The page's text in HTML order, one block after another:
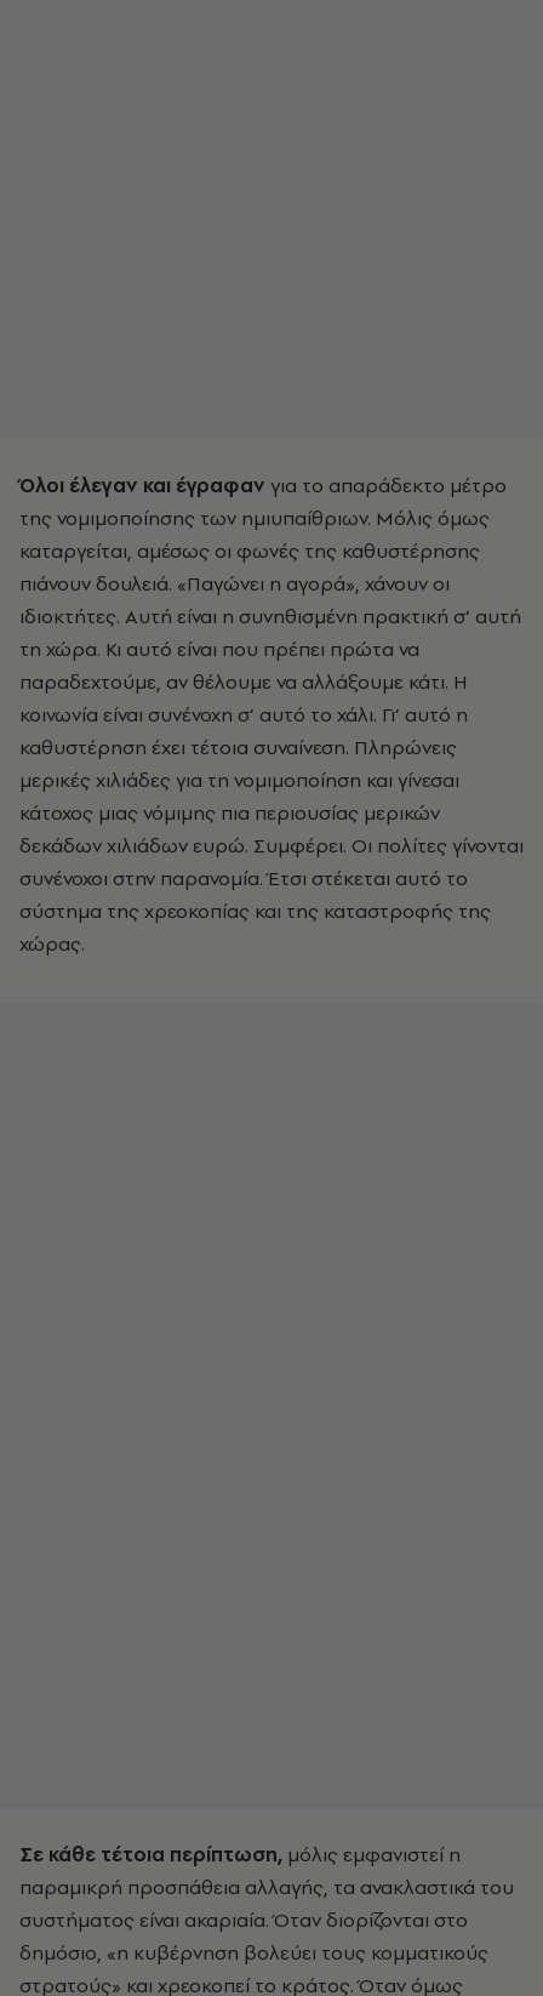
Όλοι έλεγαν και έγραφαν για το απαράδεκτο μέτρο
της νομιμοποίησης των ημιυπαίθριων. Μόλις όμως
καταργείται, αμέσως οι φωνές της καθυστέρησης
πιάνουν δουλειά. «Παγώνει η αγορά», χάνουν οι
ιδιοκτήτες. Αυτή είναι η συνηθισμένη πρακτική σ’ αυτή
τη χώρα. Κι αυτό είναι που πρέπει πρώτα να
παραδεχτούμε, αν θέλουμε να αλλάξουμε κάτι. Η
κοινωνία είναι συνένοχη σ’ αυτό το χάλι. Γι’ αυτό η
καθυστέρηση έχει τέτοια συναίνεση. Πληρώνεις
μερικές χιλιάδες για τη νομιμοποίηση και γίνεσαι
κάτοχος μιας νόμιμης πια περιουσίας μερικών
δεκάδων χιλιάδων ευρώ. Συμφέρει. Οι πολίτες γίνονται
συνένοχοι στην παρανομία. Έτσι στέκεται αυτό το
σύστημα της χρεοκοπίας και της καταστροφής της
χώρας.
Σε κάθε τέτοια περίπτωση, μόλις εμφανιστεί η
παραμικρή προσπάθεια αλλαγής, τα ανακλαστικά του
συστήματος είναι ακαριαία. Όταν διορίζονται στο
δημόσιο, «η κυβέρνηση βολεύει τους κομματικούς
στρατούς» και χρεοκοπεί το κράτος. Όταν όμως